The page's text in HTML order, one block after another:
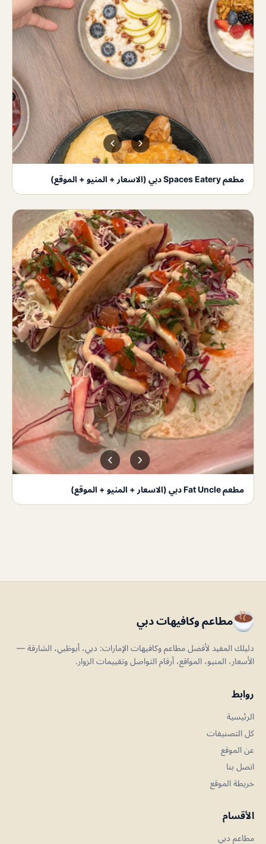
مطعم Spaces Eatery دبي (الاسعار + المنيو + الموقع)
مطعم Fat Uncle دبي (الاسعار + المنيو + الموقع)
مطاعم وكافيهات دبي
دليلك المفيد لأفضل مطاعم وكافيهات الإمارات: دبي، أبوظبي، الشارقة —
الأسعار، المنيو، المواقع، أرقام التواصل وتقييمات الزوار.
روابط
الرئيسية
كل التصنيفات
عن الموقع
اتصل بنا
خريطة الموقع
الأقسام
مطاعم دبي